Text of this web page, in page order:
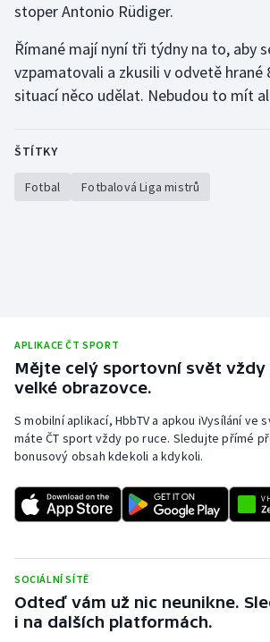
stoper Antonio Rüdiger.
Římané mají nyní tři týdny na to, aby
vzpamatovali a zkusili v odvetě hrané
situací něco udělat. Nebudou to mít
ŠTÍTKY
Fotbal Fotbalová Liga mistrů
APLIKACE ČT SPORT
Mějte celý sportovní svět vždy
velké obrazovce.
S mobilní aplikací, HbbTV a apkou iVysílání ve
máte ČT sport vždy po ruce. Sledujte přímé
bonusový obsah kdekoli a kdykoli.
SOCIÁLNÍ SÍTĚ
Odteď vám už nic neunikne.
i na dalších platformách.